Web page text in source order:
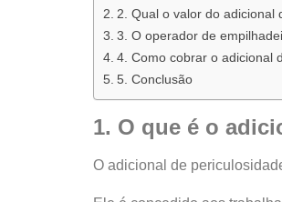
2. Qual o valor do adicional
3. O operador de
4. Como cobrar o adicional
5. Conclusão
1. O que é o
O adicional de